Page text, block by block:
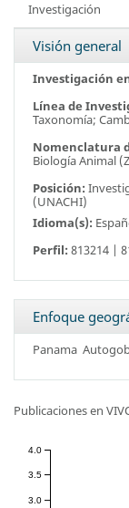
Investigación
Visión general
Investigación
Línea de
Taxonomía;
Nomenclatura
Biología Animal
Posición:
(UNACHI)
Idioma(s):
Perfil: 813214 |
Enfoque
Panama
Publicaciones en
3.0
3.5
4.0